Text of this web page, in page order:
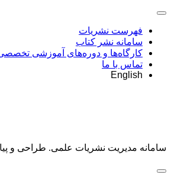
فهرست نشریات
سامانه نشر کتاب
کارگاه‌ها و دوره‌های آموزشی
تماس با ما
English
سامانه مدیریت نشریات علمی. طراحی و